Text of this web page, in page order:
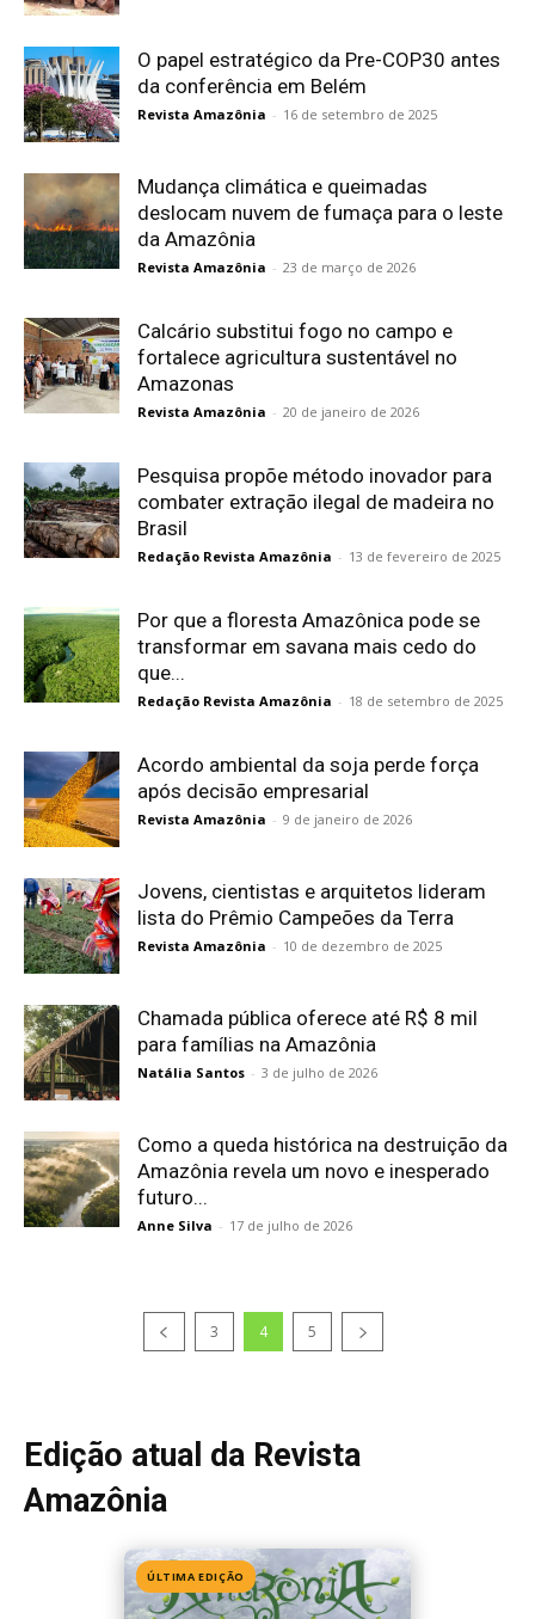
O papel estratégico da Pre-COP30 antes
da conferência em Belém
Revista Amazônia - 16 de setembro de 2025
Mudança climática e queimadas
deslocam nuvem de fumaça para o leste
da Amazônia
Revista Amazônia - 23 de março de 2026
Calcário substitui fogo no campo e
fortalece agricultura sustentável no
Amazonas
Revista Amazônia - 20 de janeiro de 2026
Pesquisa propõe método inovador para
combater extração ilegal de madeira no
Brasil
Redação Revista Amazônia - 13 de fevereiro de 2025
Por que a floresta Amazônica pode se
transformar em savana mais cedo do
que...
Redação Revista Amazônia - 18 de setembro de 2025
Acordo ambiental da soja perde força
após decisão empresarial
Revista Amazônia - 9 de janeiro de 2026
Jovens, cientistas e arquitetos lideram
lista do Prêmio Campeões da Terra
Revista Amazônia - 10 de dezembro de 2025
Chamada pública oferece até R$ 8 mil
para famílias na Amazônia
Natália Santos - 3 de julho de 2026
Como a queda histórica na destruição da
Amazônia revela um novo e inesperado
futuro...
Anne Silva - 17 de julho de 2026
3 4 5
Edição atual da Revista
Amazônia
ÚLTIMA EDIÇÃO